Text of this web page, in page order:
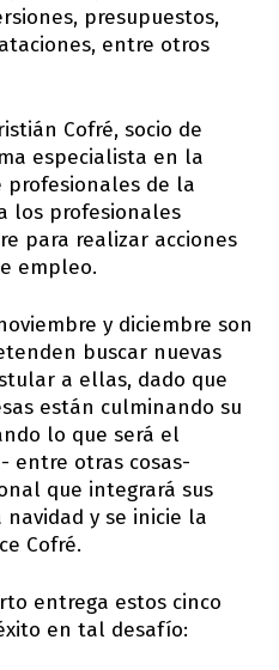
presupuestos,
entre otros
Cofré, socio de
especialista en la
profesionales de la
los profesionales
para realizar acciones
empleo.
y diciembre son
buscar nuevas
a ellas, dado que
están culminando su
lo que será el
entre otras cosas-
que integrará sus
y se inicie la
Cofré.
entrega estos cinco
en tal desafío: